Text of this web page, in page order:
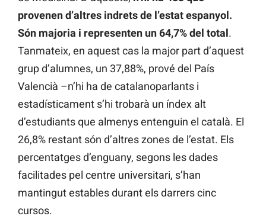
provenen d’altres indrets de l’estat espanyol.
Són majoria i representen un 64,7% del total.
Tanmateix, en aquest cas la major part d’aquest
grup d’alumnes, un 37,88%, prové del País
Valencià –n’hi ha de catalanoparlants i
estadísticament s’hi trobarà un índex alt
d’estudiants que almenys entenguin el català. El
26,8% restant són d’altres zones de l’estat. Els
percentatges d’enguany, segons les dades
facilitades pel centre universitari, s’han
mantingut estables durant els darrers cinc
cursos.